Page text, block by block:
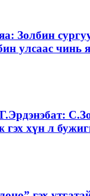
Золбин
улсаас чинь
хүн л